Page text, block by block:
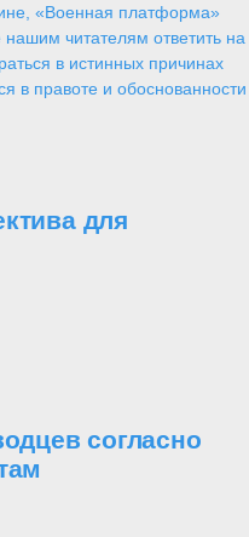
«Военная платформа»
читателям ответить на
в истинных причинах
в правоте и обоснованности
для
согласно